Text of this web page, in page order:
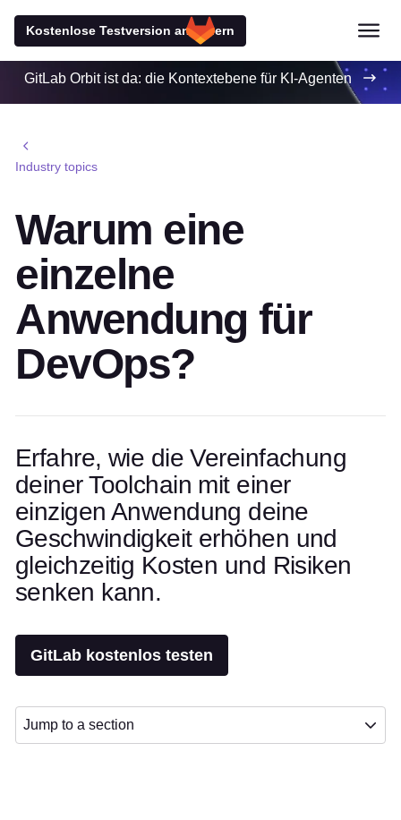
Kostenlose Testversion anfordern
GitLab Orbit ist da: die Kontextebene für KI-Agenten
Industry topics
Warum eine
einzelne
Anwendung für
DevOps?
Erfahre, wie die Vereinfachung
deiner Toolchain mit einer
einzigen Anwendung deine
Geschwindigkeit erhöhen und
gleichzeitig Kosten und Risiken
senken kann.
GitLab kostenlos testen
Jump to a section